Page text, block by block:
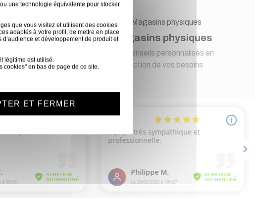
client Magasins physiques
Des conseils personnalisés en
fonction de vos besoins
une technologie équivalente pour stocker
que vous visitez et utilisent des cookies
adaptés à votre profil, de mettre en place
et développement de produit et
légitime est utilisé.
cookies" en bas de page de ce site.
ET FERMER